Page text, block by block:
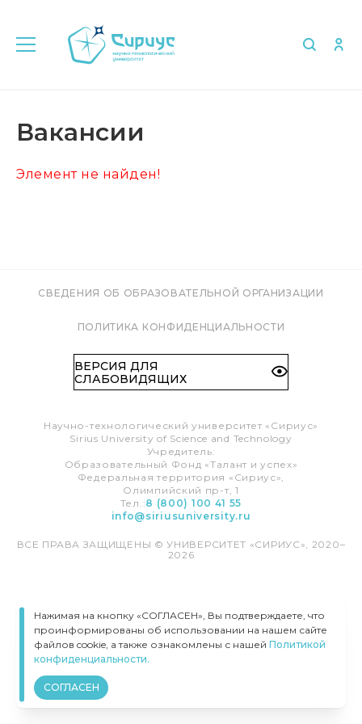
Вакансии
Элемент не найден!
СВЕДЕНИЯ ОБ ОБРАЗОВАТЕЛЬНОЙ ОРГАНИЗАЦИИ
ПОЛИТИКА КОНФИДЕНЦИАЛЬНОСТИ
ВЕРСИЯ ДЛЯ
СЛАБОВИДЯЩИХ
Научно-технологический университет «Сириус»
Sirius University of Science and Technology
Учредитель:
Образовательный Фонд «Талант и успех»
Федеральная территория «Сириус»,
Олимпийский пр-т, 1
Тел.:8 (800) 100 41 55
info@siriusuniversity.ru
ВСЕ ПРАВА ЗАЩИЩЕНЫ © УНИВЕРСИТЕТ «СИРИУС», 2020–
2026
Нажимая на кнопку «СОГЛАСЕН», Вы подтверждаете, что
проинформированы об использовании на нашем сайте
файлов cookie, а также ознакомлены с нашей Политикой
конфиденциальности.
СОГЛАСЕН